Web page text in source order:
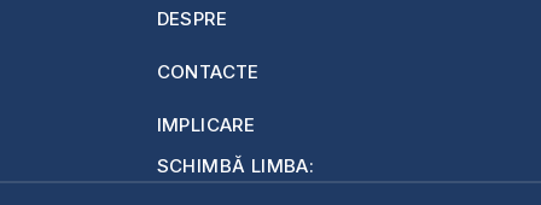
DESPRE
CONTACTE
IMPLICARE
SCHIMBĂ LIMBA: